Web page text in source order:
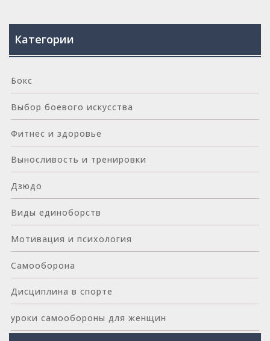
Категории
Бокс
Выбор боевого искусства
Фитнес и здоровье
Выносливость и тренировки
Дзюдо
Виды единоборств
Мотивация и психология
Самооборона
Дисциплина в спорте
уроки самообороны для женщин